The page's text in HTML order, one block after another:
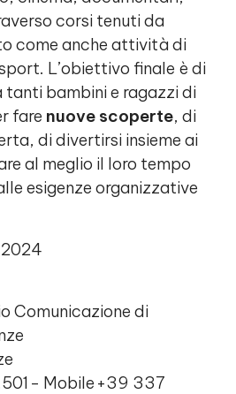
corsi tenuti da
come anche attività di
L’obiettivo finale è di
bambini e ragazzi di
fare nuove scoperte, di
di divertirsi insieme ai
al meglio il loro tempo
esigenze organizzative
2024
Comunicazione di
- Mobile +39 337